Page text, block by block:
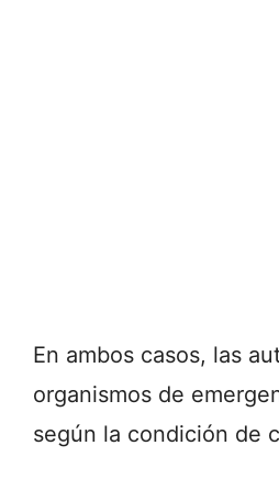
En ambos casos, las
organismos de
según la condición de